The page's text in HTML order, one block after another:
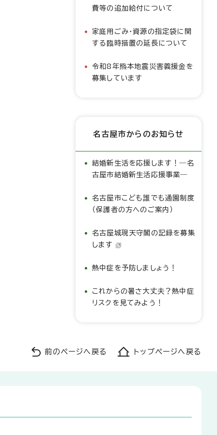
費等の追加給付について
家庭用ごみ・資源の指定袋に関
する臨時措置の延長について
令和8年熊本地震災害義援金を
募集しています
名古屋市からのお知らせ
結婚新生活を応援します！―名
古屋市結婚新生活応援事業―
名古屋市こども誰でも通園制度
（保護者の方へのご案内）
名古屋城現天守閣の記録を募集
します
熱中症を予防しましょう！
これからの暑さ大丈夫？熱中症
リスクを見てみよう！
前のページへ戻る トップページへ戻る